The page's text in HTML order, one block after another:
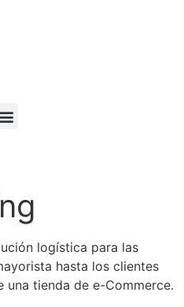
logística para las
hasta los clientes
una tienda de e-Commerce.